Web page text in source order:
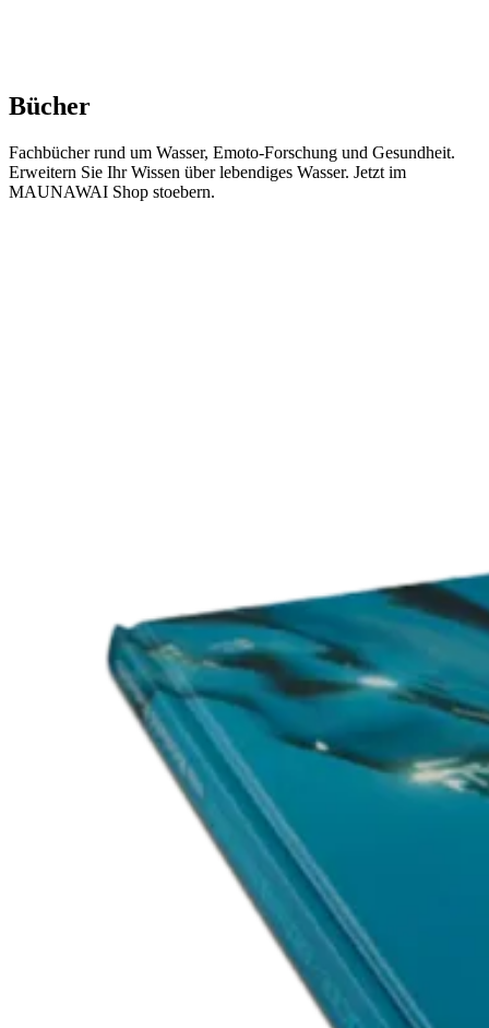
Bücher
Fachbücher rund um Wasser, Emoto-Forschung und Gesundheit.
Erweitern Sie Ihr Wissen über lebendiges Wasser. Jetzt im
MAUNAWAI Shop stoebern.